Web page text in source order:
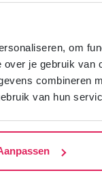
om
je gebruik
combineren
van hun
Brochure